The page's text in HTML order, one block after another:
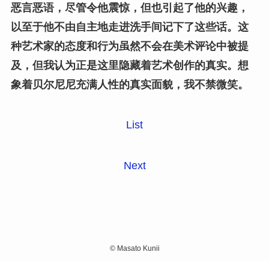
恶言恶语，尽管令他震惊，但也引起了他的兴趣，
以至于他不由自主地走进洗手间记下了这些话。这
种艺术家的态度和行为虽然不会在美术评论中被提
及，但我认为正是这里隐藏着艺术创作的真实。想
象着贝尔尼尼充满人性的真实面貌，我不禁微笑。
List
Next
©Masato Kunii